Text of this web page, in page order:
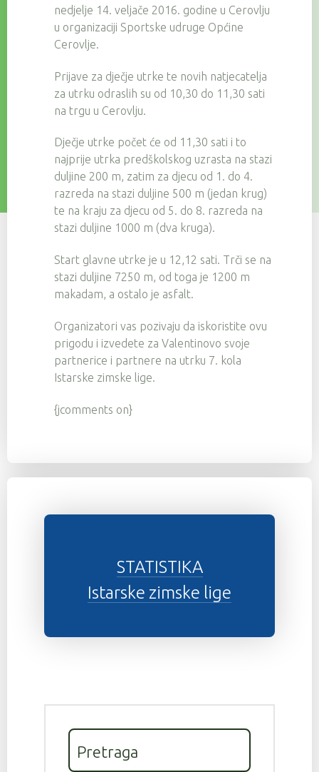
nedjelje 14. veljače 2016. godine u Cerovlju
u organizaciji Sportske udruge Općine
Cerovlje.
Prijave za dječje utrke te novih natjecatelja
za utrku odraslih su od 10,30 do 11,30 sati
na trgu u Cerovlju.
Dječje utrke počet će od 11,30 sati i to
najprije utrka predškolskog uzrasta na stazi
duljine 200 m, zatim za djecu od 1. do 4.
razreda na stazi duljine 500 m (jedan krug)
te na kraju za djecu od 5. do 8. razreda na
stazi duljine 1000 m (dva kruga).
Start glavne utrke je u 12,12 sati. Trči se na
stazi duljine 7250 m, od toga je 1200 m
makadam, a ostalo je asfalt.
Organizatori vas pozivaju da iskoristite ovu
prigodu i izvedete za Valentinovo svoje
partnerice i partnere na utrku 7. kola
Istarske zimske lige.
{jcomments on}
STATISTIKA
Istarske zimske lige
Pretraga